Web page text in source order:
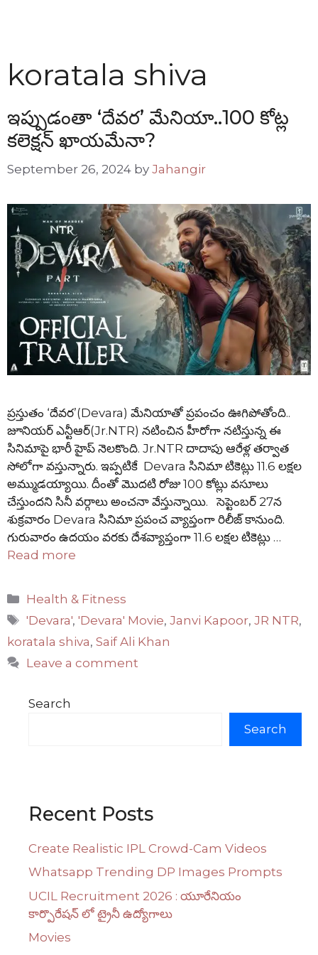
koratala shiva
ఇప్పుడంతా ‘దేవర’ మేనియా..100 కోట్ల
కలెక్షన్ ఖాయమేనా?
September 26, 2024 by Jahangir
ప్రస్తుతం ‘దేవర’(Devara) మేనియాతో ప్రపంచం ఊగిపోతోంది..
జూనియర్ ఎన్టీఆర్(Jr.NTR) నటించిన హీరోగా నటిస్తున్న ఈ
సినిమాపై భారీ హైప్ నెలకొంది. Jr.NTR దాదాపు ఆరేళ్ల తర్వాత
సోలోగా వస్తున్నారు. ఇప్పటికే Devara సినిమా టికెట్లు 11.6 లక్షల
అమ్ముడయ్యాయి. దీంతో మొదటి రోజు 100 కోట్లు వసూలు
చేస్తుందని సినీ వర్గాలు అంచనా వేస్తున్నాయి. సెప్టెంబర్ 27న
శుక్రవారం Devara సినిమా ప్రపంచ వ్యాప్తంగా రిలీజ్ కానుంది.
గురువారం ఉదయం వరకు దేశవ్యాప్తంగా 11.6 లక్షల టికెట్లు …
Read more
Categories
Health & Fitness
Tags
'Devara','Devara' Movie,Janvi Kapoor,JR NTR,
koratala shiva, Saif Ali Khan
Leave a comment
Search
Search
Recent Posts
Create Realistic IPL Crowd-Cam Videos
Whatsapp Trending DP Images Prompts
UCIL Recruitment 2026 : యూరేనియం
కార్పొరేషన్ లో ట్రైనీ ఉద్యోగాలు
Movies